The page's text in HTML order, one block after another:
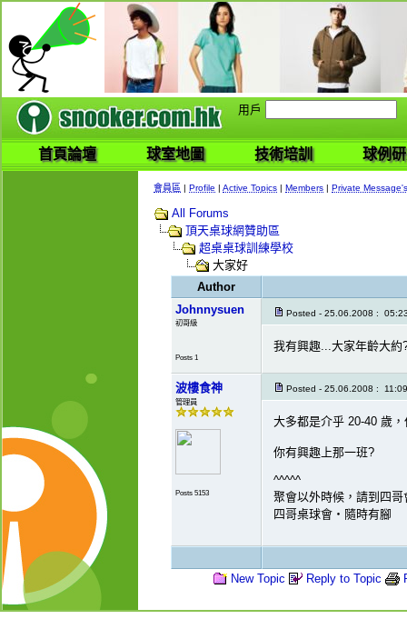
用戶
首頁論壇 球室地圖 技術培訓 球例
會員區 | Profile | Active Topics | Members | Private Message's
All Forums
頂天桌球網贊助區
超桌桌球訓練學校
大家好
Author
Johnnysuen
初哥級
Posts 1
Posted - 25.06.2008 :
我有興趣...大家年齡大約
波樓食神
管理員
Posts 5153
Posted - 25.06.2008 :
大多都是介乎 20-40 歲
你有興趣上那一班?
^^^^^
聚會以外時候，請到四哥
四哥桌球會‧隨時有腳
New Topic Reply to Topic